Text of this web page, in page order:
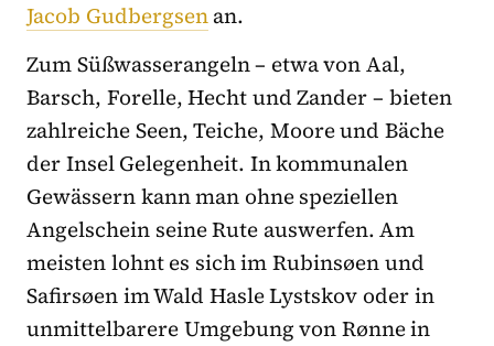
Jacob Gudbergsenan.
Zum Süßwasserangeln – etwa von Aal,
Barsch, Forelle, Hecht und Zander – bieten
zahlreiche Seen, Teiche, Moore und Bäche
der Insel Gelegenheit. In kommunalen
Gewässern kann man ohne speziellen
Angelschein seine Rute auswerfen. Am
meisten lohnt es sich im Rubinsøen und
Safirsøen im Wald Hasle Lystskov oder in
unmittelbarere Umgebung von Rønne in